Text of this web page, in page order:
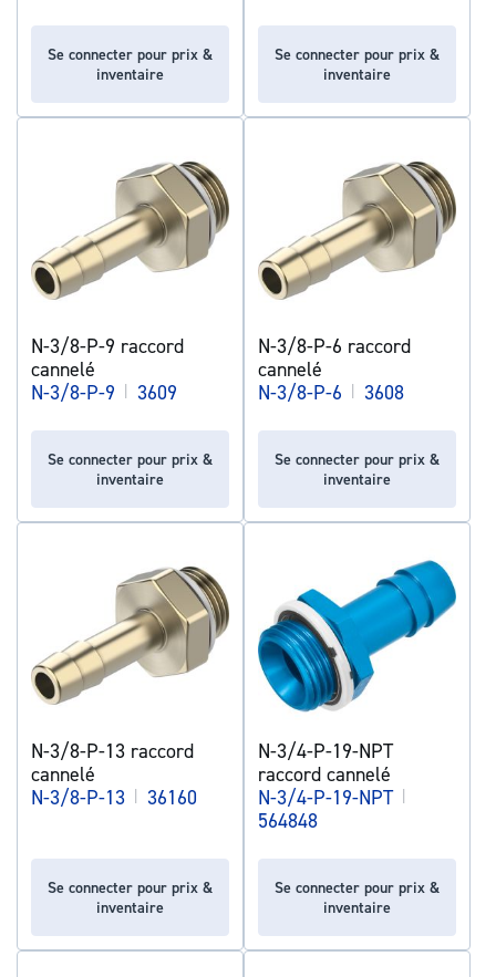
Se connecter pour prix &
inventaire
Se connecter pour prix &
inventaire
N-3/8-P-9 raccord
cannelé
N-3/8-P-9 | 3609
Se connecter pour prix &
inventaire
N-3/8-P-6 raccord
cannelé
N-3/8-P-6 | 3608
Se connecter pour prix &
inventaire
N-3/8-P-13 raccord
cannelé
N-3/8-P-13 | 36160
Se connecter pour prix &
inventaire
N-3/4-P-19-NPT
raccord cannelé
N-3/4-P-19-NPT |
564848
Se connecter pour prix &
inventaire